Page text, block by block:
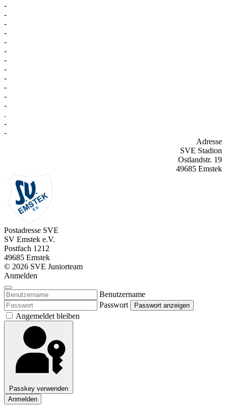
-
-
-
-
-
-
-
-
-
-
-
-
.
-
-
Adresse
SVE Stadion
Ostlandstr. 19
49685 Emstek
Postadresse SVE
SV Emstek e.V.
Postfach 1212
49685 Emstek
© 2026 SVE Juniorteam
Anmelden
Benutzername
Passwort
Passwort anzeigen
Angemeldet bleiben
Passkey verwenden
Anmelden